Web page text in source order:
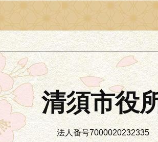
清須市役
法人番号7000020232335